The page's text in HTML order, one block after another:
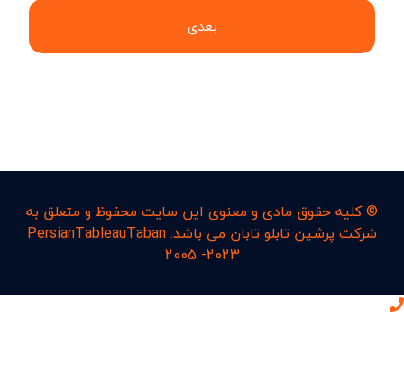
بعدی
© کليه حقوق مادی و معنوی اين سايت محفوظ و متعلق به
شرکت پرشین تابلو تابان می باشد. PersianTableauTaban
2005 -2023